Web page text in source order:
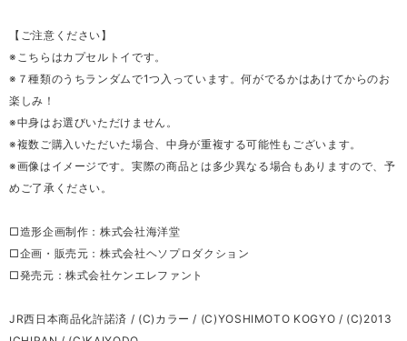
【ご注意ください】
※こちらはカプセルトイです。
※７種類のうちランダムで1つ入っています。何がでるかはあけてからのお
楽しみ！
※中身はお選びいただけません。
※複数ご購入いただいた場合、中身が重複する可能性もございます。
※画像はイメージです。実際の商品とは多少異なる場合もありますので、予
めご了承ください。
□造形企画制作：株式会社海洋堂
□企画・販売元：株式会社ヘソプロダクション
□発売元：株式会社ケンエレファント
JR西日本商品化許諾済 / (C)カラー / (C)YOSHIMOTO KOGYO / (C)2013